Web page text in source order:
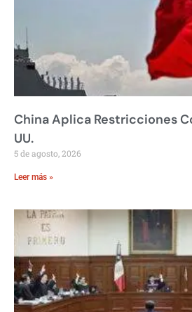
China Aplica Restricciones
UU.
5 de agosto, 2026
Leer más »